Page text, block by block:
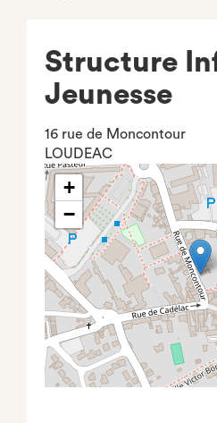
Structure
Jeunesse
16 rue de Moncontour
LOUDEAC
+
−